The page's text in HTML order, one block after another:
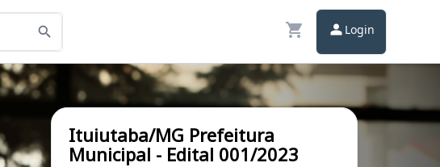
Login
Ituiutaba/MG Prefeitura
Municipal - Edital 001/2023